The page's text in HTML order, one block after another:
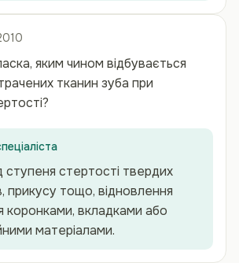
яким чином відбувається
тканин зуба при
ступеня стертості твердих
прикусу тощо, відновлення
коронками, вкладками або
матеріалами.